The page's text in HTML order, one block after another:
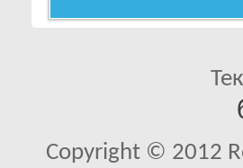
Copyright © 2012